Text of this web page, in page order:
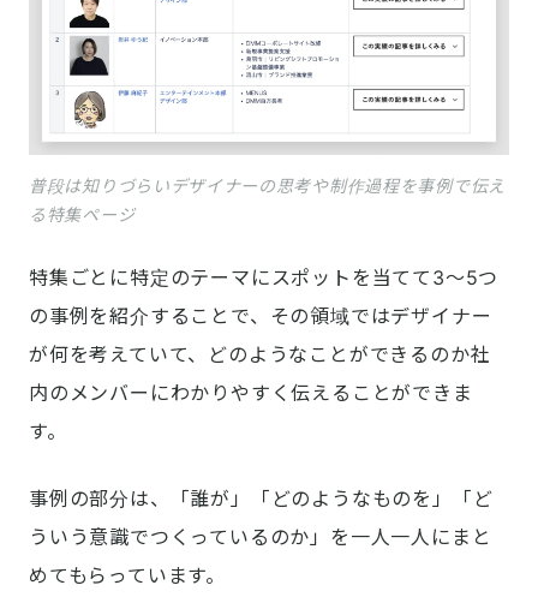
普段は知りづらいデザイナーの思考や制作過程を事例で伝え
る特集ページ
特集ごとに特定のテーマにスポットを当てて3〜5つ
の事例を紹介することで、その領域ではデザイナー
が何を考えていて、どのようなことができるのか社
内のメンバーにわかりやすく伝えることができま
す。
事例の部分は、「誰が」「どのようなものを」「ど
ういう意識でつくっているのか」を一人一人にまと
めてもらっています。